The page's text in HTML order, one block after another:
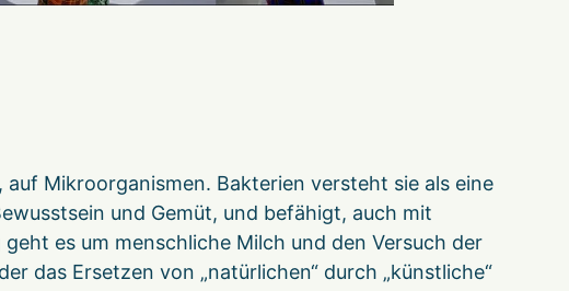
Mikroorganismen. Bakterien versteht sie als eine
und Gemüt, und befähigt, auch mit
es um menschliche Milch und den Versuch der
das Ersetzen von „natürlichen“ durch „künstliche“